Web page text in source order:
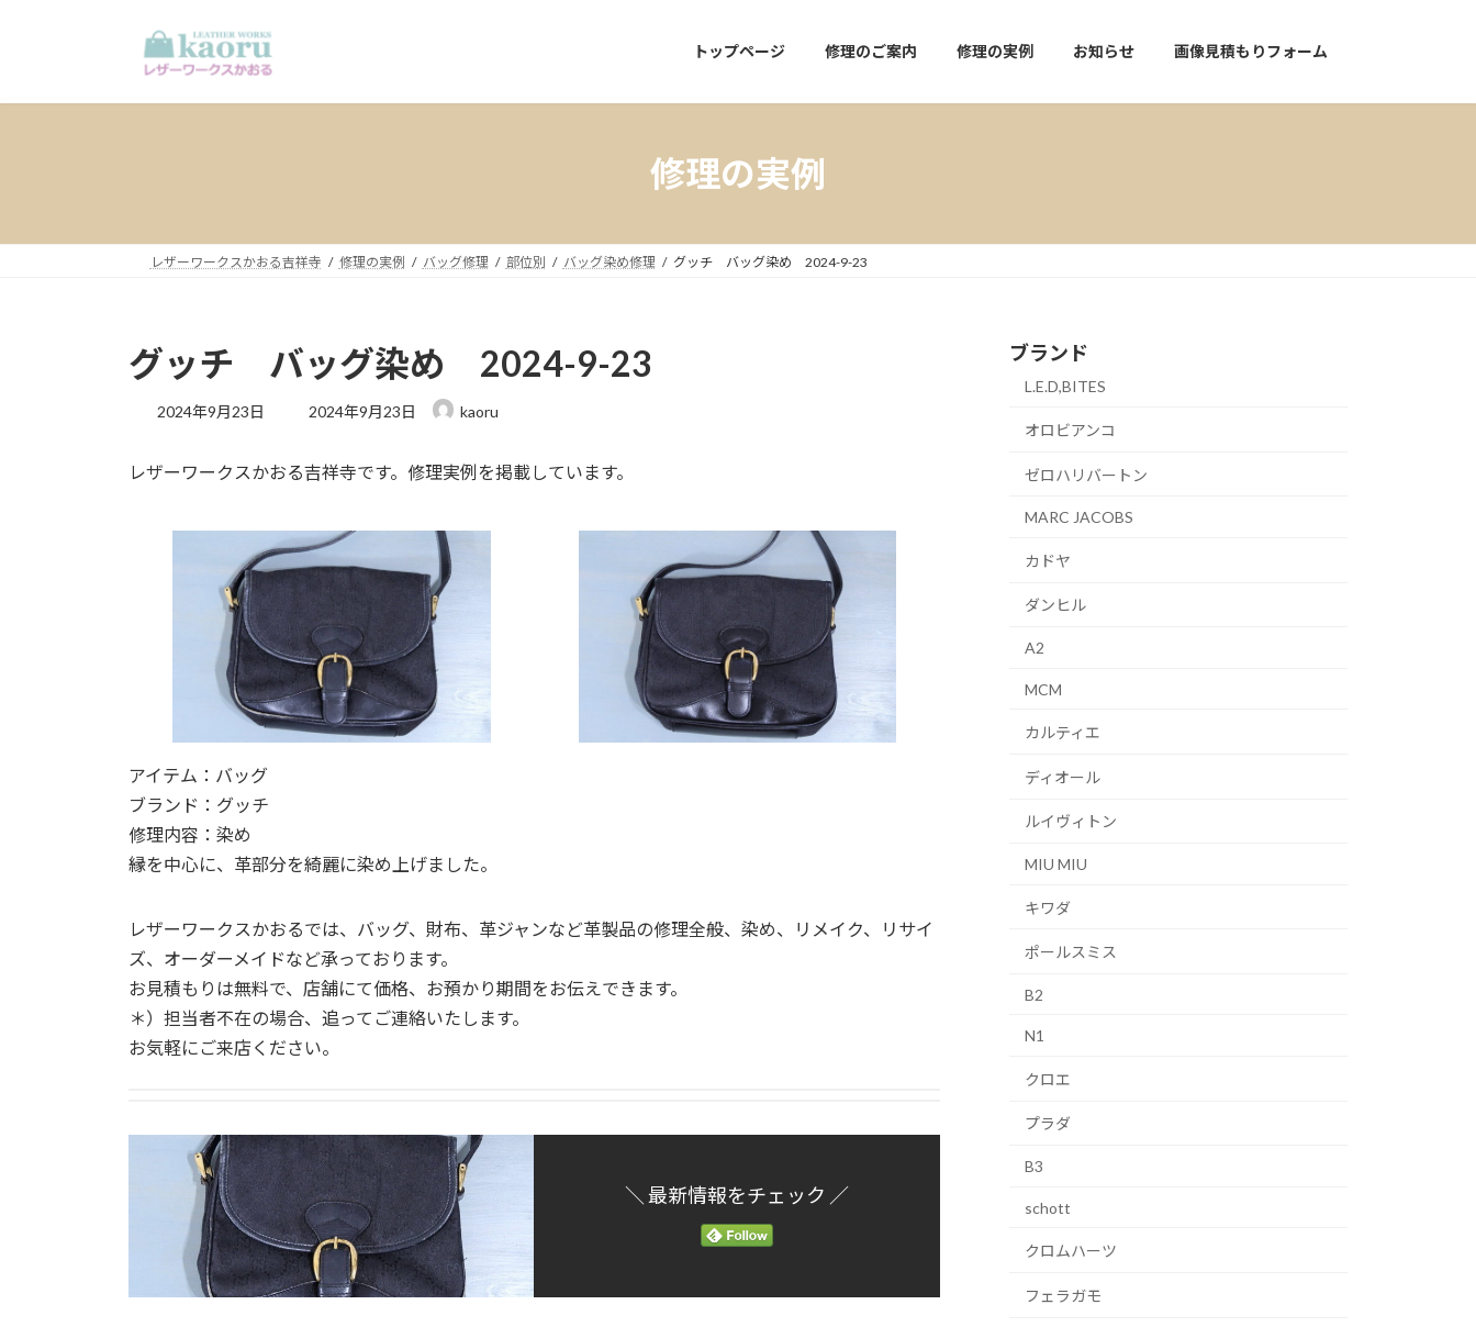
プ
動
トップページ 修理のご案内 修理の実例 お知らせ 画像見積もりフォーム
修理の実例
レザーワークスかおる吉祥寺 修理の実例 バッグ修理 部位別 バッグ染め修理 グッチ バッグ染め 2024-9-23
グッチ バッグ染め 2024-9-23
2024年9月23日
最
新
:
2024年9月23日 kaoru
レザーワークスかおる吉祥寺です。修理実例を掲載しています。
アイテム：バッグ
ブランド：グッチ
修理内容：染め
縁を中心に、革部分を綺麗に染め上げました。
レザーワークスかおるでは、バッグ、財布、革ジャンなど革製品の修理全般、染め、リメイク、リサイ
ズ、オーダーメイドなど承っております。
お見積もりは無料で、店舗にて価格、お預かり期間をお伝えできます。
＊）担当者不在の場合、追ってご連絡いたします。
お気軽にご来店ください。
＼ 最新情報をチェック ／
ブランド
L.E.D,BITES
オロビアンコ
ゼロハリバートン
MARC JACOBS
カドヤ
ダンヒル
A2
MCM
カルティエ
ディオール
ルイヴィトン
MIU MIU
キワダ
ポールスミス
B2
N1
クロエ
プラダ
B3
schott
クロムハーツ
フェラガモ